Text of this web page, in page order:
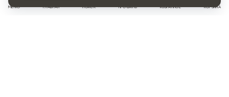
МЕНЮ ГЛАВНАЯ ПОИСК ПРОФИЛЬ ИЗБРАННОЕ КОРЗИНА